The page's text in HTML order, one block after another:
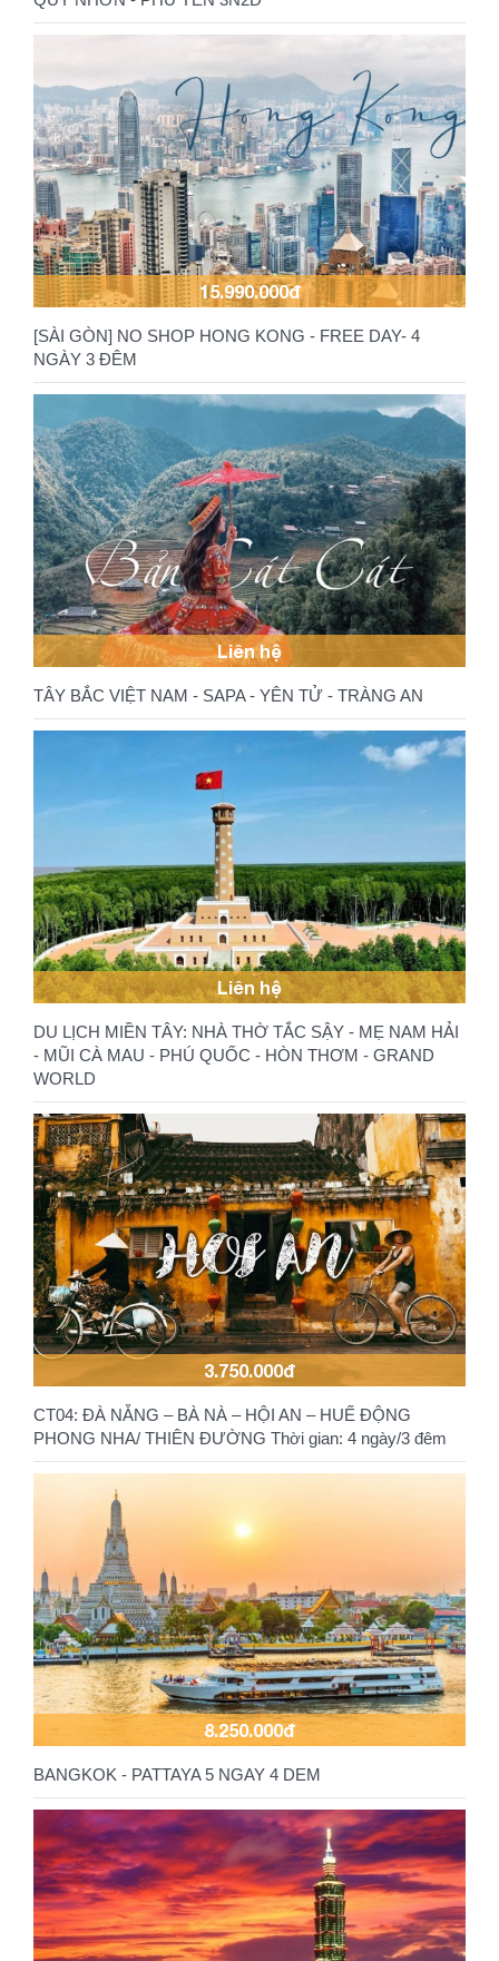
15.990.000đ
[SÀI GÒN] NO SHOP HONG KONG - FREE DAY- 4
NGÀY 3 ĐÊM
Liên hệ
TÂY BẮC VIỆT NAM - SAPA - YÊN TỬ - TRÀNG AN
Liên hệ
DU LỊCH MIỀN TÂY: NHÀ THỜ TẮC SẬY - MẸ NAM HẢI
- MŨI CÀ MAU - PHÚ QUỐC - HÒN THƠM - GRAND
WORLD
3.750.000đ
CT04: ĐÀ NẴNG – BÀ NÀ – HỘI AN – HUẾ ĐỘNG
PHONG NHA/ THIÊN ĐƯỜNG Thời gian: 4 ngày/3 đêm
8.250.000đ
BANGKOK - PATTAYA 5 NGAY 4 DEM